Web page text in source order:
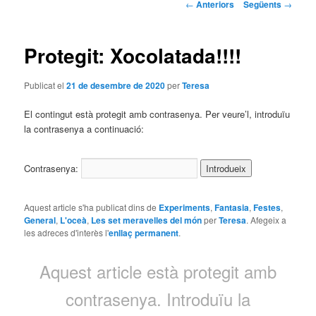
← Anteriors Següents →
Protegit: Xocolatada!!!!
Publicat el21 de desembre de 2020perTeresa
El contingut està protegit amb contrasenya. Per veure’l, introduïu
la contrasenya a continuació:
Contrasenya:
Aquest article s'ha publicat dins de Experiments,Fantasia,Festes,
General, L'oceà, Les set meravelles del mónperTeresa. Afegeix a
les adreces d'interès l'enllaç permanent.
Aquest article està protegit amb
contrasenya. Introduïu la